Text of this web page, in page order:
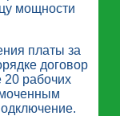
мощности
платы за
договор
20 рабочих